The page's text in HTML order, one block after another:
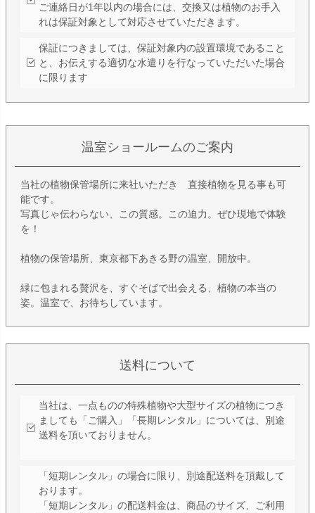
ご連絡日が1年以内の場合には、交換又は植物のお手入
れは保証対象として対応させていただきます。
保証につきましては、保証対象内の設置環境であること
と、お伝えする適切な水遣りを行なっていただいた場合
に限ります
温室ショールームのご案内
当社の植物保管場所に来社いただき 直接植物を見る事も可
能です。
写真じゃ伝わらない、この質感。この迫力。ぜひ現地で体験
を！
植物の保管場所、東京都下あきる野の温室、開放中。
緑に包まれる贅沢を、すぐそばで出会える、植物の本当の
姿。温室で、お待ちしています。
送料について
当社は、一点ものの特殊植物や大型サイズの植物につき
ましても「ご購入」「長期レンタル」については、別途
送料を頂いておりません。
「短期レンタル」の場合に限り、別途配送料を頂戴して
おります。
「短期レンタル」の配送料金は、商品のサイズ、ご利用